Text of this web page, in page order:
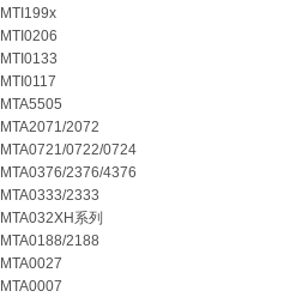
MTI199x
MTI0206
MTI0133
MTI0117
MTA5505
MTA2071/2072
MTA0721/0722/0724
MTA0376/2376/4376
MTA0333/2333
MTA032XH系列
MTA0188/2188
MTA0027
MTA0007